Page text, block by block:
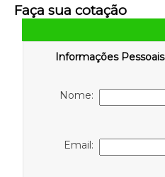
Faça sua cotação
Informações Pessoais
Nome:
Email: